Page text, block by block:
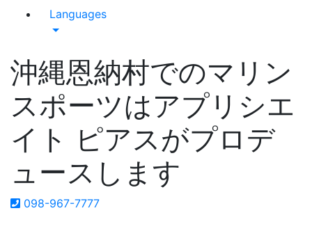
Languages
沖縄恩納村でのマリン
スポーツはアプリシエ
イト ピアスがプロデ
ュースします
098-967-7777